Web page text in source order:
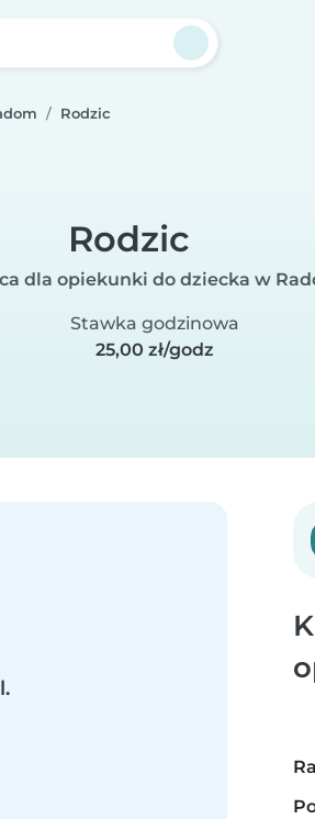
Rodzic
Rodzic
dla opiekunki do dziecka w
Stawka godzinowa
25,00 zł/godz